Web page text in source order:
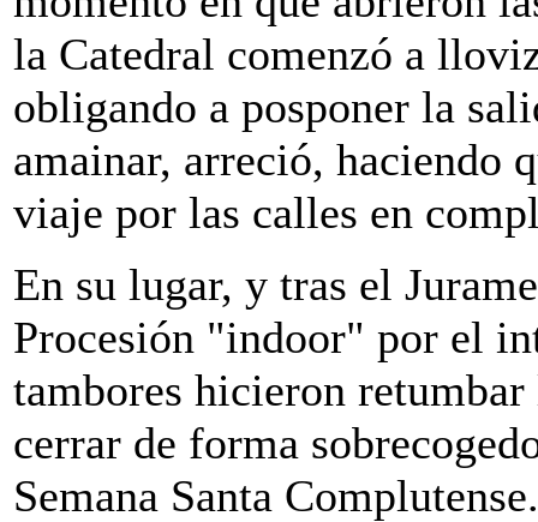
la Catedral comenzó a
obligando a posponer la
amainar, arreció, haciendo
viaje por las calles en
En su lugar, y tras el
Procesión "indoor" por el
tambores hicieron
cerrar de forma
Semana Santa Complutense.